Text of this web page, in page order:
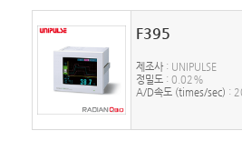
F395
제조사 : UNIPULSE
정밀도 : 0.02%
A/D속도 (times/sec) :